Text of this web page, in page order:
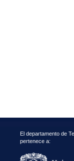
El departamento de
pertenece a: